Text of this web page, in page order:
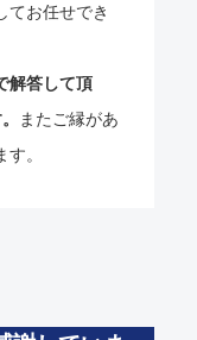
てお任せでき
解答して頂
またご縁があ
。